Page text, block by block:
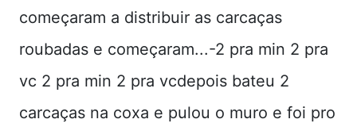
começaram a distribuir as carcaças
roubadas e começaram...-2 pra min 2 pra
vc 2 pra min 2 pra vcdepois bateu 2
carcaças na coxa e pulou o muro e foi pro